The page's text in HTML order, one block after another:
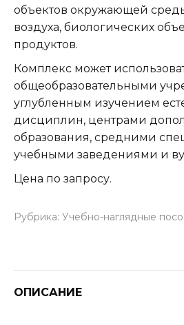
объектов окружающей
воздуха, биологических
продуктов.
Комплекс может
общеобразовательными
углубленным изучением
дисциплин, центрами
образования, средними
учебными заведениями и
Цена по запросу.
Рубрика: Учебно-наглядные
ОПИСАНИЕ